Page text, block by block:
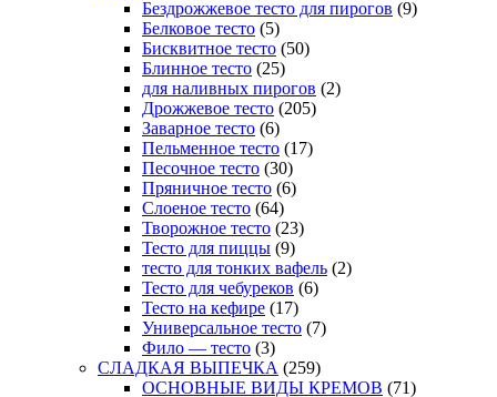
Бездрожжевое тесто для пирогов (9)
Белковое тесто (5)
Бисквитное тесто (50)
Блинное тесто (25)
для наливных пирогов (2)
Дрожжевое тесто (205)
Заварное тесто (6)
Пельменное тесто (17)
Песочное тесто (30)
Пряничное тесто (6)
Слоеное тесто (64)
Творожное тесто (23)
Тесто для пиццы (9)
тесто для тонких вафель (2)
Тесто для чебуреков (6)
Тесто на кефире (17)
Универсальное тесто (7)
Фило — тесто (3)
СЛАДКАЯ ВЫПЕЧКА (259)
ОСНОВНЫЕ ВИДЫ КРЕМОВ (71)